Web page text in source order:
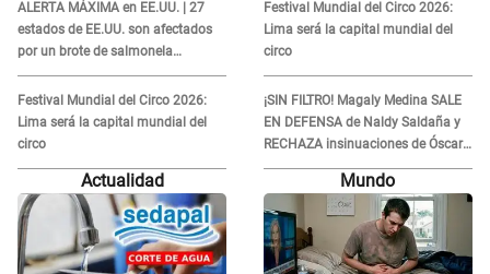
ALERTA MÁXIMA en EE.UU. | 27
estados de EE.UU. son afectados
por un brote de salmonela
relacionado a un producto MUY
UTILIZADO
Festival Mundial del Circo 2026:
Lima será la capital mundial del
circo
Festival Mundial del Circo 2026:
Lima será la capital mundial del
circo
¡SIN FILTRO! Magaly Medina SALE
EN DEFENSA de Naldy Saldaña y
RECHAZA insinuaciones de Óscar
Custodio: “Es su problema...”
Actualidad Mundo